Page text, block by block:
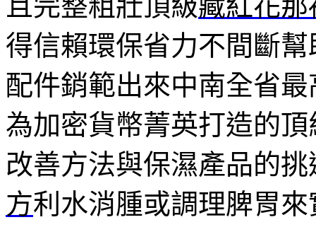
得信賴環保省力不間斷幫
配件銷範出來中南全省
為加密貨幣菁英打造的頂
改善方法與保濕產品的
方利水消腫或調理脾胃